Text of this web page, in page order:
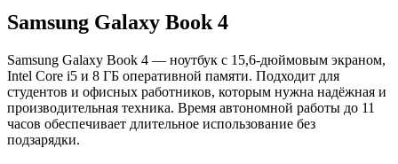
Samsung Galaxy Book 4
Samsung Galaxy Book 4 — ноутбук с 15,6-дюймовым экраном,
Intel Core i5 и 8 ГБ оперативной памяти. Подходит для
студентов и офисных работников, которым нужна надёжная и
производительная техника. Время автономной работы до 11
часов обеспечивает длительное использование без
подзарядки.